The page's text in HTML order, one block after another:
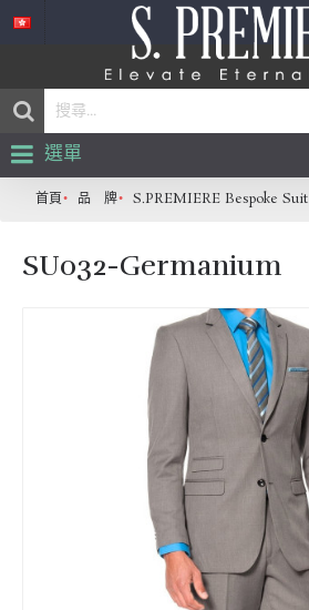
選單
首頁 品 牌 S.PREMIERE Bespoke Suit
SU032-Germanium